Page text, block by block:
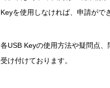
Keyを使用しなければ、申請がで
各USB Keyの使用方法や疑問点
受け付けております。